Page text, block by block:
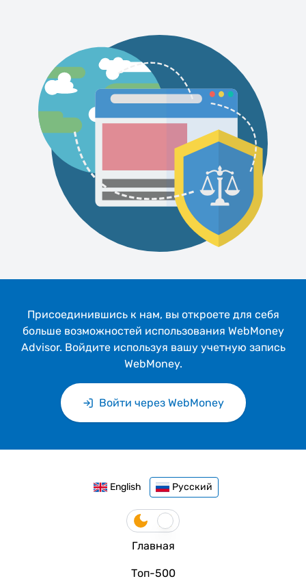
Присоединившись к нам, вы откроeте для себя
больше возможностей использования WebMoney
Advisor. Войдите используя вашу учетную запись
WebMoney.
Войти через WebMoney
Главная
Топ-500
English Русский